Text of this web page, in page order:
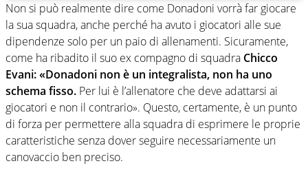
Non si può realmente dire come Donadoni vorrà far giocare
la sua squadra, anche perché ha avuto i giocatori alle sue
dipendenze solo per un paio di allenamenti. Sicuramente,
come ha ribadito il suo ex compagno di squadra Chicco
Evani: «Donadoni non è un integralista, non ha uno
schema fisso. Per lui è l’allenatore che deve adattarsi ai
giocatori e non il contrario». Questo, certamente, è un punto
di forza per permettere alla squadra di esprimere le proprie
caratteristiche senza dover seguire necessariamente un
canovaccio ben preciso.